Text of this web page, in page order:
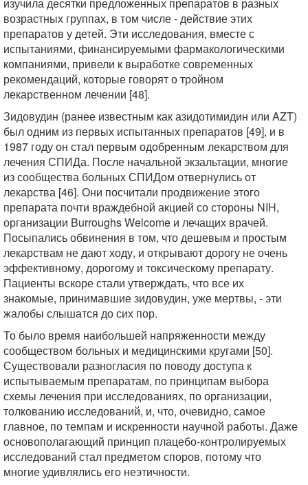
возрастных группах, в том числе - действие этих
препаратов у детей. Эти исследования, вместе с
испытаниями, финансируемыми фармакологическими
компаниями, привели к выработке современных
рекомендаций, которые говорят о тройном
лекарственном лечении [48].
Зидовудин (ранее известным как азидотимидин или AZT)
был одним из первых испытанных препаратов [49], и в
1987 году он стал первым одобренным лекарством для
лечения СПИДа. После начальной экзальтации, многие
из сообщества больных СПИДом отвернулись от
лекарства [46]. Они посчитали продвижение этого
препарата почти враждебной акцией со стороны NIH,
организации Burroughs Welcome и лечащих врачей.
Посыпались обвинения в том, что дешевым и простым
лекарствам не дают ходу, и открывают дорогу не очень
эффективному, дорогому и токсическому препарату.
Пациенты вскоре стали утверждать, что все их
знакомые, принимавшие зидовудин, уже мертвы, - эти
жалобы слышатся до сих пор.
То было время наибольшей напряженности между
сообществом больных и медицинскими кругами [50].
Существовали разногласия по поводу доступа к
испытываемым препаратам, по принципам выбора
схемы лечения при исследованиях, по организации,
толкованию исследований, и, что, очевидно, самое
главное, по темпам и искренности научной работы. Даже
основополагающий принцип плацебо-контролируемых
исследований стал предметом споров, потому что
многие удивлялись его неэтичности.